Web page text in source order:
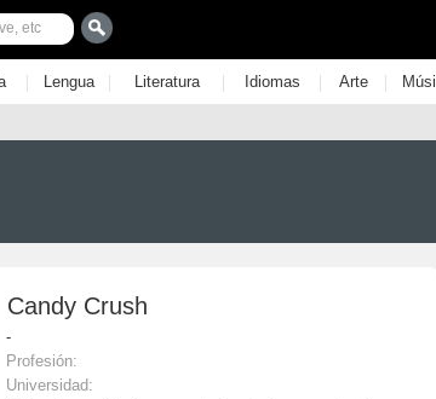
| Lengua | Literatura | Idiomas | Arte |
Candy Crush
-
Profesión:
Universidad: